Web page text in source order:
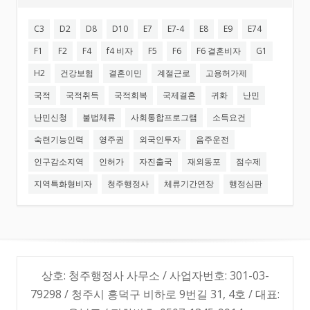
C3 D2 D8 D10 E7 E7-4 E8 E9
E74
F1
F2 F4 f4 비자 F5 F6 F6 결혼비자
G1
H2
건강보험 결혼이민 계절근로
고용허가제
국적
국적취득 국적회복 국제결혼 귀화
난민
난민신청
불법체류 사회통합프로그램
소득요건
숙련기능인력
영주권 외국인투자
음주운전
인구감소지역
인허가 자진출국 재외동포
점수제
지역특화형비자
청주행정사 체류기간연장 행정심판
상호: 청주행정사 사무소 / 사업자번호: 301-03-
79298 / 청주시 흥덕구 비하로 9번길 31, 4호 / 대표: